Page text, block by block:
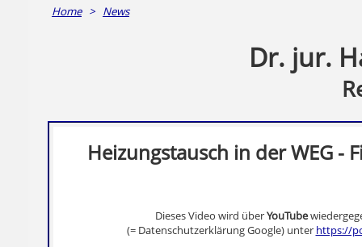
Home> News
Dr. jur.
Heizungstausch in der WEG -
Dieses Video wird überYouTube
(= Datenschutzerklärung Google) unter https://